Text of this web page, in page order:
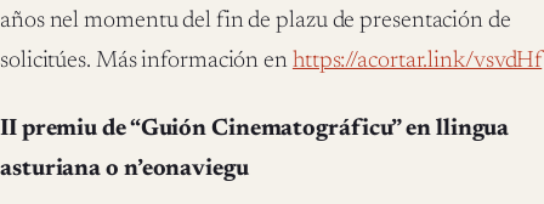
años nel momentu del fin de plazu de presentación de
solicitúes. Más información en https://acortar.link/vsvdHf
II premiu de “Guión Cinematográficu” en llingua
asturiana o n’eonaviegu